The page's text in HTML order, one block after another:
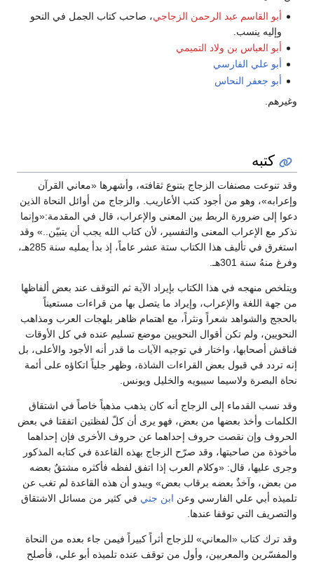
أبو القاسم عبد الرحمن الزجاجي، صاحب كتاب الجمل في النحو
وإليه ينسب.
أبو العباس بن ولاد التميمي
أبو علي الفارسي
أبو جعفر النحاس
وغيرهم.
كتبه
وقد تنوعت مصنفات الزجاج بتنوع ثقافته، وأشهرها «معاني القرآن
وإعرابه»، وهو من أجود كتب الأعاريب. والزجاج من أوائل النحاة الذين
دعوا إلى ضرورة الربط بين المعنى والإعراب، قال في المقدمة:«وإنما
نذكر مع الإعراب المعنى والتفسير، لأن كتاب الله يجب أن يتبيّن..» وقد
استغرق في تأليف هذا الكتاب ستة عشر عاماً، إذ بدأ يمليه سنة 285هـ،
وفرغ منهُ سنة 301هـ.
ويتلخص منهجه في هذا الكتاب بإيراد الآية ثم التوقف عند بعض ألفاظها
من جهة اللغة والإعراب، وإيراد ما يتصل بها من قراءات مستعيناً
بالحجج والشواهد شعراً ونثراً، مع اهتمام ظاهر بلهجات العرب ومذاهب
النحويين، ولم تكن أقوال النحويين موضع تسليم عنده في كل الأوقات
فناقش أصحابها، واختار في توجيه الآيات ما قدر أنه الأجود والأعلى، بل
إنه تردد في قبول بعض القراءات الشاذة، وظهر جلياً اتكاؤه على أئمة
نحاة البصرة ولاسيما سيبويه والخليل ويونس.
وقد نسب القدماء إلى الزجاج أنه كان يذهب مذهباً خاصاً في اشتقاق
الكلمات وأخذ بعضها من بعض، فهو يرى أن كلّ لفظتين اتفقتا في بعض
الحروف وإن نقصت حروف إحداهما عن حروف الأخرى فإن إحداهما
مأخوذة من صاحبتها، وقد صرّح الزجاج بهذه القاعدة في كتابه المذكور
وجرى عليها، قال: «وكلام العرب إذا اتفق لفظه فأكثره مشتقٌ بعضه
من بعض، وآخذٌ بعضه برقاب بعض» ويبدو أن هذه القاعدة لم تغب عن
تلميذه أبي علي الفارسي وعن ابن جني في كثير من مسائل الاشتقاق
والتصريف التي توقفا عندها.
وقد ترك كتاب «المعاني» للزجاج أثراً كبيراً فيمن جاء بعده من النحاة
والمفسّرين والمعربين، وأول من توقف عنده تلميذه أبو علي، فأصلح